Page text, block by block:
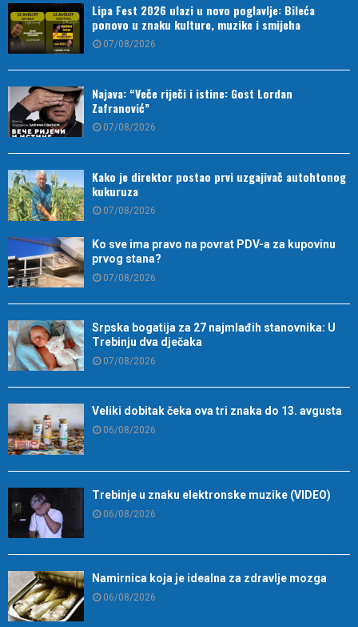
Lipa Fest 2026 ulazi u novo poglavlje: Bileća
ponovo u znaku kulture, muzike i smijeha
07/08/2026
Najava: “Veče riječi i istine: Gost Lordan
Zafranović”
07/08/2026
Kako je direktor postao prvi uzgajivač autohtonog
kukuruza
07/08/2026
Ko sve ima pravo na povrat PDV-a za kupovinu
prvog stana?
07/08/2026
Srpska bogatija za 27 najmlađih stanovnika: U
Trebinju dva dječaka
07/08/2026
Veliki dobitak čeka ova tri znaka do 13. avgusta
06/08/2026
Trebinje u znaku elektronske muzike (VIDEO)
06/08/2026
Namirnica koja je idealna za zdravlje mozga
06/08/2026